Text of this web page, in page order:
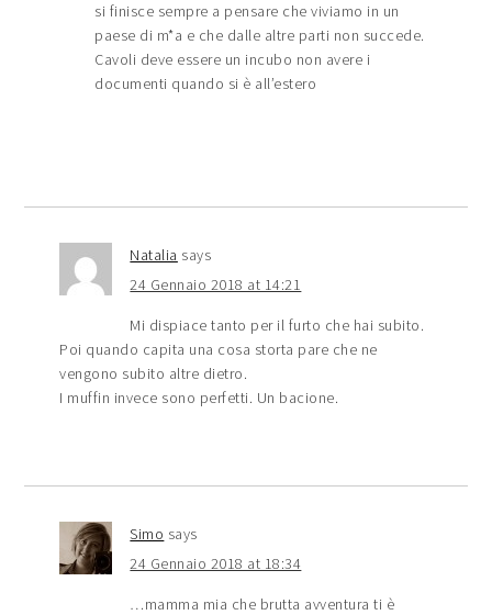
si finisce sempre a pensare che viviamo in un
paese di m*a e che dalle altre parti non succede.
Cavoli deve essere un incubo non avere i
documenti quando si è all’estero
Natalia says
24 Gennaio 2018 at 14:21
Mi dispiace tanto per il furto che hai subito.
Poi quando capita una cosa storta pare che ne
vengono subito altre dietro.
I muffin invece sono perfetti. Un bacione.
Simo says
24 Gennaio 2018 at 18:34
…mamma mia che brutta avventura ti è